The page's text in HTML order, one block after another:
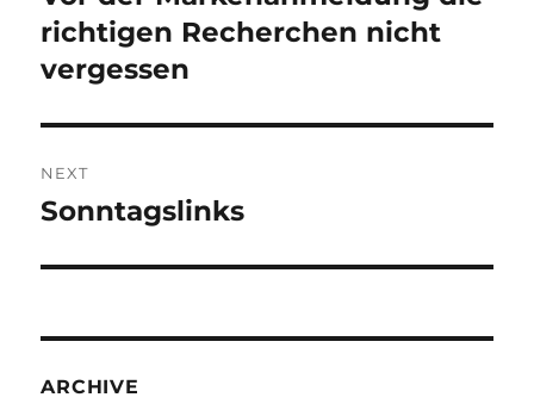
post:
richtigen Recherchen nicht
vergessen
NEXT
Next
Sonntagslinks
ARCHIVE